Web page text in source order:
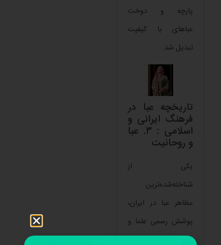
پارچه و دوخت
عباهای با کیفیت
تبدیل شد.
تاریخچه عبا در
فرهنگ ایرانی و
اسلامی : ۳. عبا
و روحانیت
یکی از
شناخته‌شده‌ترین
مظاهر عبا در ایران،
پوشش رسمی علما و
روحانیون است.